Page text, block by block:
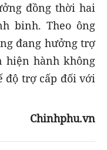
đồng thời hai
binh. Theo ông
đang hưởng trợ
hiện hành không
độ trợ cấp đối với
Chinhphu.vn